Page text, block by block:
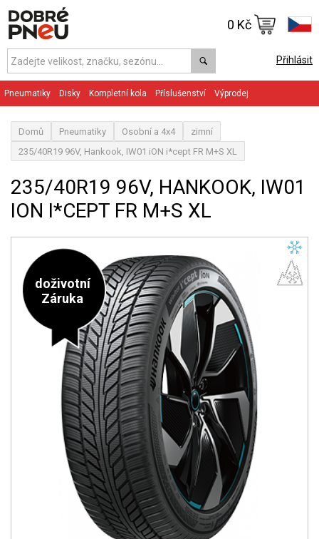
Přihlásit
0 Kč
Pneumatiky Disky Kompletní kola Příslušenství Výprodej
Domů Pneumatiky Osobní a 4x4
zimní
235/40R19 96V, Hankook, IW01 iON i*cept FR M+S XL
235/40R19 96V, HANKOOK, IW01
ION I*CEPT FR M+S XL
doživotní
Záruka